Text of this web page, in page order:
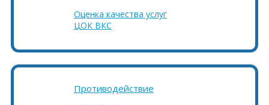
Оценка качества услуг
ЦОК ВКС
Противодействие